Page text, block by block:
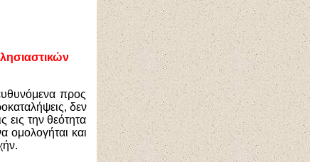
προς
δεν
εις την θεότητα
ομολογήται και